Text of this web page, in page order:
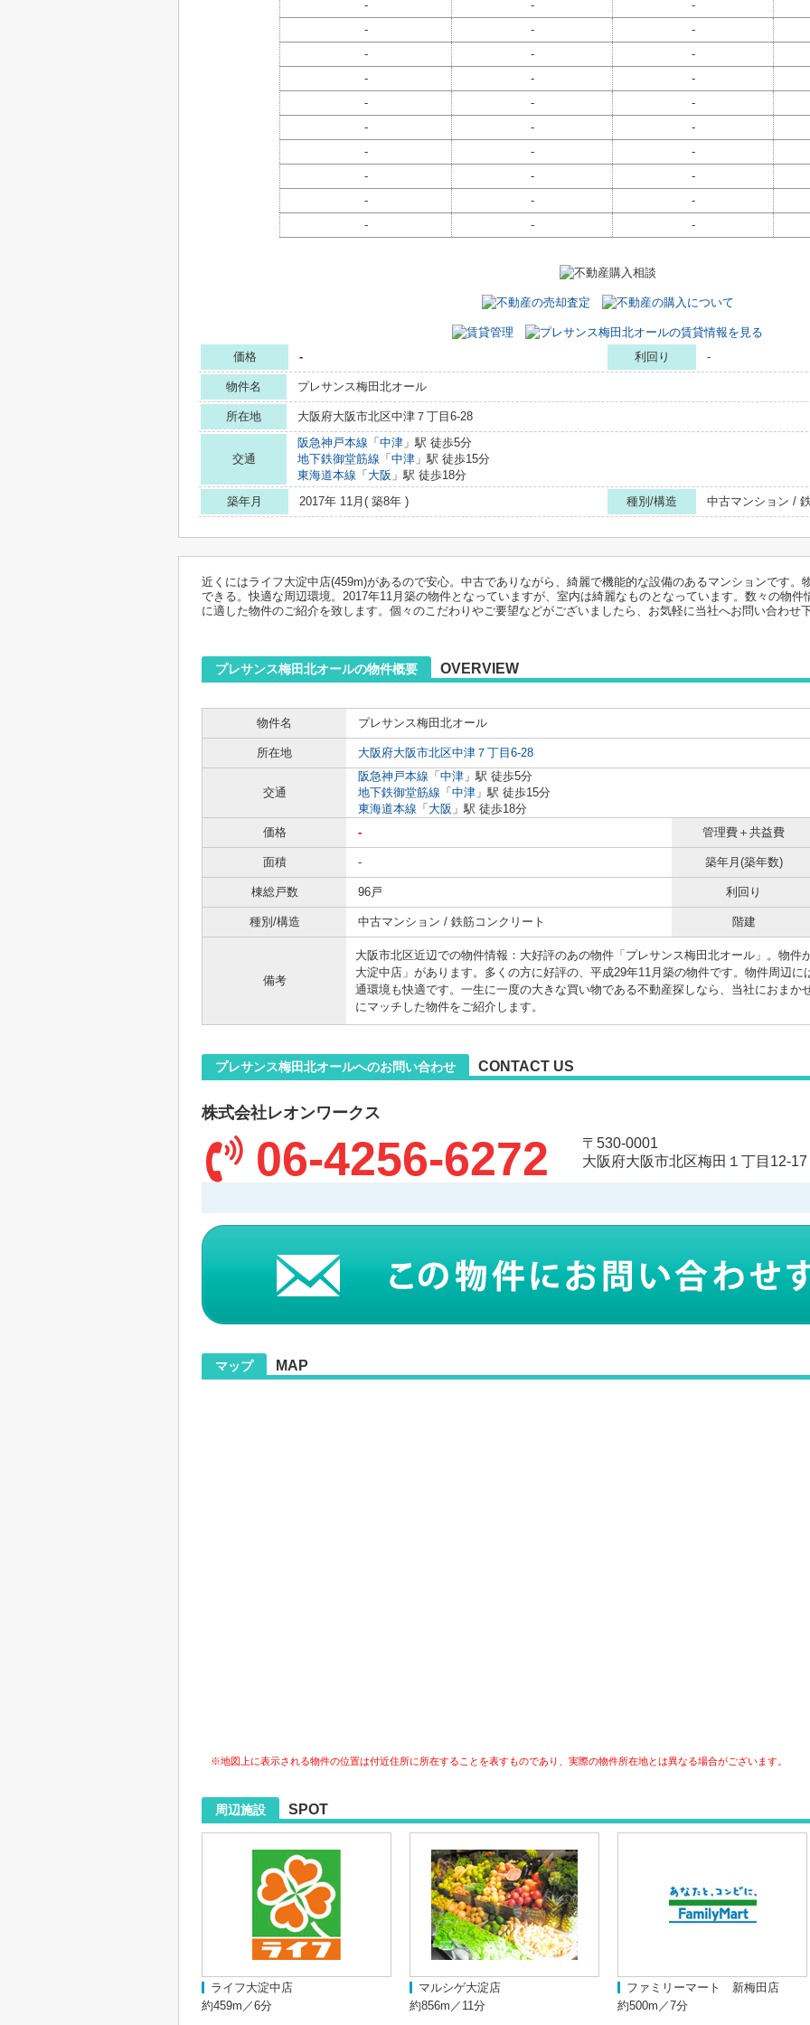
-
-
-
-
-
-
-
-
-
-
-
-
-
-
-
-
-
-
-
-
-
-
-
-
-
-
-
-
- -
価格 - 利回り -
物件名 プレサンス梅田北オール
所在地 大阪府大阪市北区中津７丁目6-28
交通
阪急神戸本線 「 中津 」駅 徒歩5分
地下鉄御堂筋線 「 中津 」駅 徒歩15分
東海道本線 「 大阪 」駅 徒歩18分
築年月
2017年 11月( 築8年 ) 種別/構造 中古マンション /
近くにはライフ大淀中店(459m)があるので安心。中古でありながら、綺麗で機能的な設備のあるマンションです。
できる。快適な周辺環境。2017年11月築の物件となっていますが、室内は綺麗なものとなっています。数々の物
に適した物件のご紹介を致します。個々のこだわりやご要望などがございましたら、お気軽に当社へお問い合わせ
プレサンス梅田北オールの物件概要 OVERVIEW
物件名 プレサンス梅田北オール
所在地 大阪府大阪市北区中津７丁目6-28
交通
阪急神戸本線 「 中津 」駅 徒歩5分
地下鉄御堂筋線 「 中津 」駅 徒歩15分
東海道本線 「 大阪 」駅 徒歩18分
価格
- 管理費＋共益費
面積 - 築年月(築年数)
棟総戸数 96戸 利回り
種別/構造 中古マンション / 鉄筋コンクリート 階建
備考
大阪市北区近辺での物件情報：大好評のあの物件「プレサンス梅田北オール」。物件
大淀中店」があります。多くの方に好評の、平成29年11月築の物件です。物件周辺
通環境も快適です。一生に一度の大きな買い物である不動産探しなら、当社におまか
にマッチした物件をご紹介します。
プレサンス梅田北オールへのお問い合わせ CONTACT US
株式会社レオンワークス
06-4256-6272
〒530-0001
大阪府大阪市北区梅田１丁目12-
マップ MAP
※地図上に表示される物件の位置は付近住所に所在することを表すものであり、実際の物件所在地とは異なる場合がございます。
周辺施設 SPOT
ライフ大淀中店
約459m／6分
マルシゲ大淀店
約856m／11分
ファミリーマート 新梅田店
約500m／7分